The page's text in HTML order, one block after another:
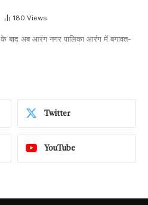
180 Views
के बाद अब आरंग नगर पालिका आरंग में बगावत-
Twitter
YouTube